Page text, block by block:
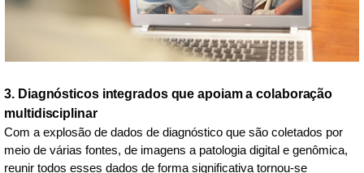
3. Diagnósticos integrados que apoiam a colaboração
multidisciplinar
Com a explosão de dados de diagnóstico que são coletados por
meio de várias fontes, de imagens a patologia digital e genômica,
reunir todos esses dados de forma significativa tornou-se